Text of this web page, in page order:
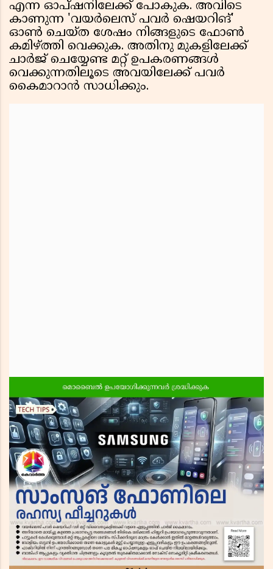
എന്ന ഓപ്ഷനിലേക്ക് പോകുക. അവിടെ
കാണുന്ന 'വയർലെസ് പവർ ഷെയറിങ്'
ഓൺ ചെയ്ത ശേഷം നിങ്ങളുടെ ഫോൺ
കമിഴ്ത്തി വെക്കുക. അതിനു മുകളിലേക്ക്
ചാർജ് ചെയ്യേണ്ട മറ്റ് ഉപകരണങ്ങൾ
വെക്കുന്നതിലൂടെ അവയിലേക്ക് പവർ
കൈമാറാൻ സാധിക്കും.